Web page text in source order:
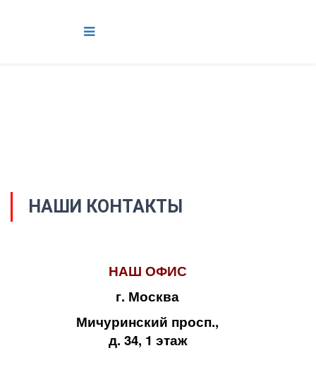
НАШИ КОНТАКТЫ
НАШ ОФИС
г. Москва
Мичуринский просп.,
д. 34, 1 этаж